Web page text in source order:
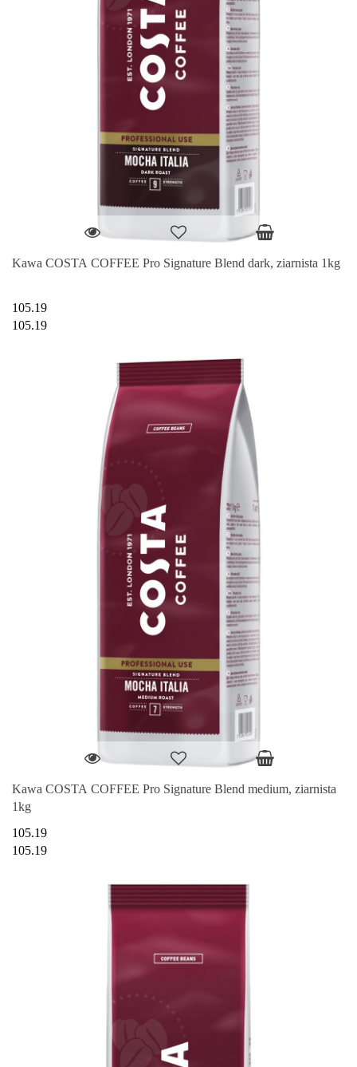
Kawa COSTA COFFEE Pro Signature Blend dark, ziarnista 1kg
105.19
105.19
Kawa COSTA COFFEE Pro Signature Blend medium, ziarnista
1kg
105.19
105.19